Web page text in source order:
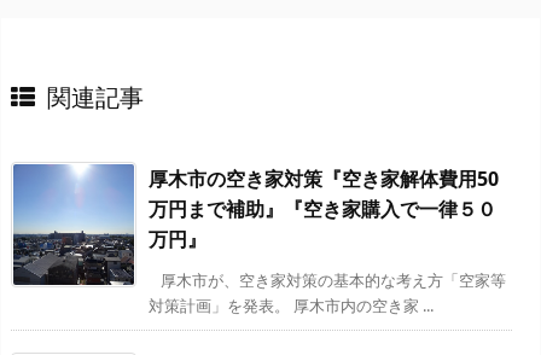
関連記事
厚木市の空き家対策『空き家解体費用50
万円まで補助』『空き家購入で一律５０
万円』
厚木市が、空き家対策の基本的な考え方「空家等
対策計画」を発表。 厚木市内の空き家 ...